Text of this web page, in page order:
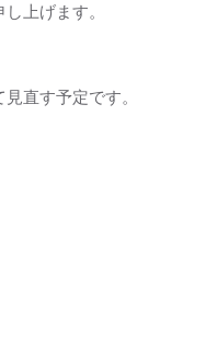
上げます。
直す予定です。